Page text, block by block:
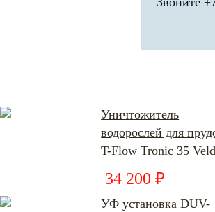
Уничтожитель
водорослей для
T-Flow Tronic 35
34 200 ₽
УФ установка DUV-